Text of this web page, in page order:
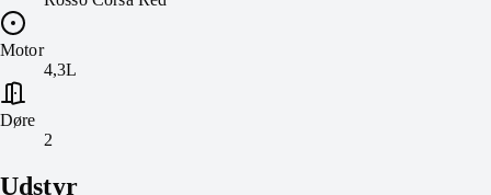
Motor
4,3L
Døre
2
Udstyr